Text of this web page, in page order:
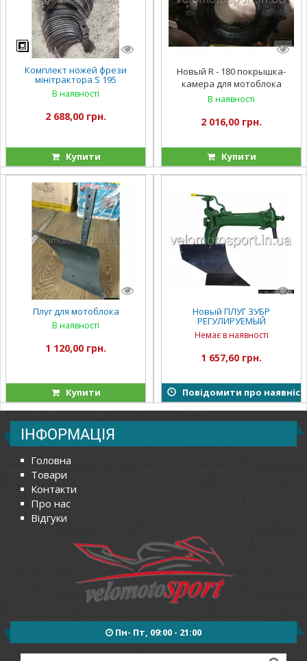
Комплект ножей фрези
мінітрактора S 195
В наявності
2 688,00 грн.
Купити
Новый R - 180 покрышка-
камера для мотоблока
В наявності
2 016,00 грн.
Купити
Плуг для мотоблока
В наявності
1 120,00 грн.
Купити
Новый ПЛУГ ЗУБР
РЕГУЛИРУЕМЫЙ
Немає в наявності
1 657,60 грн.
Повідомити про
ІНФОРМАЦІЯ
Головна
Товари
Контакти
Про нас
Відгуки
Пн- Пт, 09:00 - 21:00